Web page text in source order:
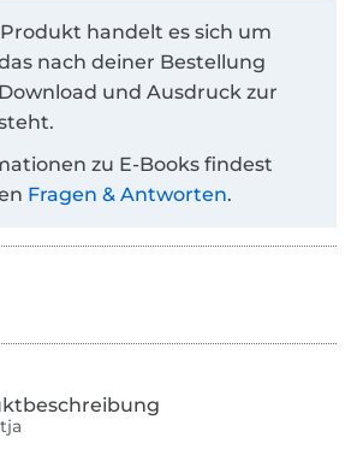
handelt es sich um
nach deiner Bestellung
und Ausdruck zur
zu E-Books findest
Fragen & Antworten.